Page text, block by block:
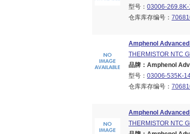
型号： 03006-
仓库库存编号：
Amphenol
THERMISTOR NTC
品牌：Amphenol
型号： 03006-535K-
仓库库存编号：
Amphenol
THERMISTOR NTC